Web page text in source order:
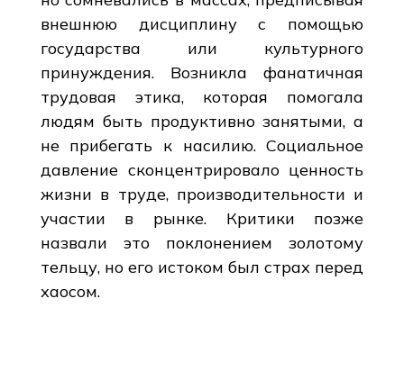
внешнюю дисциплину с помощью
государства или культурного
принуждения. Возникла фанатичная
трудовая этика, которая помогала
людям быть продуктивно занятыми, а
не прибегать к насилию. Социальное
давление сконцентрировало ценность
жизни в труде, производительности и
участии в рынке. Критики позже
назвали это поклонением золотому
тельцу, но его истоком был страх перед
хаосом.